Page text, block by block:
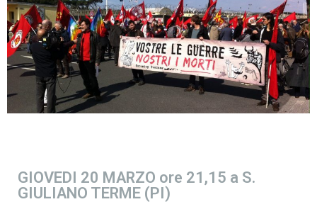
GIOVEDI 20 MARZO ore 21,15 a S.
GIULIANO TERME (PI)